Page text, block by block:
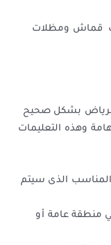
قماش ومظلات
بشكل صحيح
وهذه التعليمات
المناسب الذى سيتم
منطقة عامة أو